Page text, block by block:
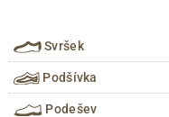
Svršek
Podšívka
Podešev